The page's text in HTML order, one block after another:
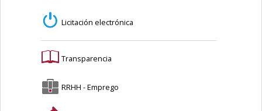
Licitación electrónica
Transparencia
RRHH - Emprego